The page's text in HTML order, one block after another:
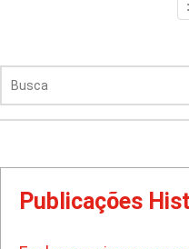
Publicações